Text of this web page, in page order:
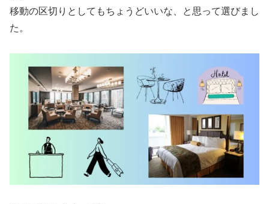
移動の区切りとしてもちょうどいいな、と思って選びまし
た。